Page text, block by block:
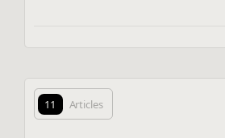
11 Articles